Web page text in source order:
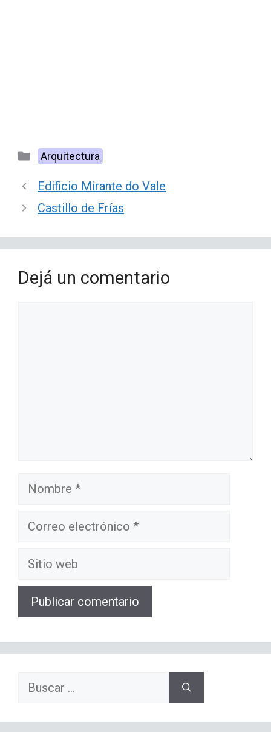
Categorías
Arquitectura
Edificio Mirante do Vale
Castillo de Frías
Dejá un comentario
Nombre
Correo
Sitio
Buscar: